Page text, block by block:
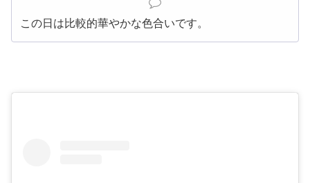
この日は比較的華やかな色合いです。